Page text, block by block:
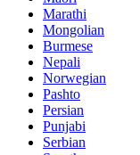
Marathi
Mongolian
Burmese
Nepali
Norwegian
Pashto
Persian
Punjabi
Serbian